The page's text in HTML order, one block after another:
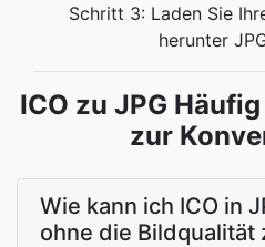
Schritt 3: Laden Sie
herunter
ICO zu JPG
zur
Wie kann ich ICO in
ohne die Bildqualität